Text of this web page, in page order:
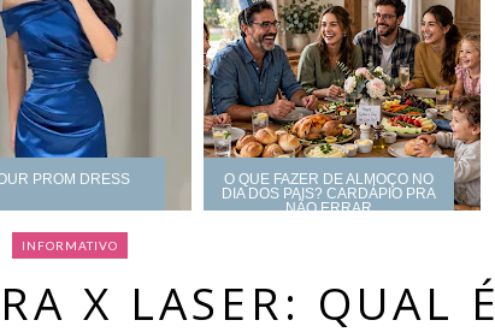
PROM DRESS
O QUE FAZER DE ALMOÇO NO
DIA DOS PAIS? CARDÁPIO PRA
NÃO ERRAR
INFORMATIVO
X LASER: QUAL É